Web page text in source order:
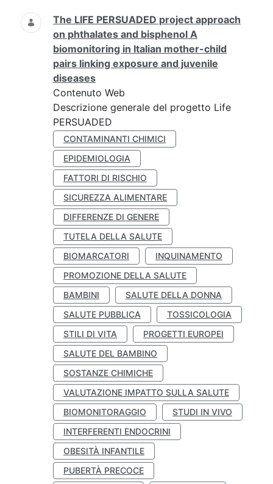
The LIFE PERSUADED project approach
on phthalates and bisphenol A
biomonitoring in Italian mother-child
pairs linking exposure and juvenile
diseases
Contenuto Web
Descrizione generale del progetto Life
PERSUADED
CONTAMINANTI CHIMICI
EPIDEMIOLOGIA
FATTORI DI RISCHIO
SICUREZZA ALIMENTARE
DIFFERENZE DI GENERE
TUTELA DELLA SALUTE
BIOMARCATORI
INQUINAMENTO
PROMOZIONE DELLA SALUTE
BAMBINI
SALUTE DELLA DONNA
SALUTE PUBBLICA
TOSSICOLOGIA
STILI DI VITA
PROGETTI EUROPEI
SALUTE DEL BAMBINO
SOSTANZE CHIMICHE
VALUTAZIONE IMPATTO SULLA SALUTE
BIOMONITORAGGIO
STUDI IN VIVO
INTERFERENTI ENDOCRINI
OBESITÀ INFANTILE
PUBERTÀ PRECOCE